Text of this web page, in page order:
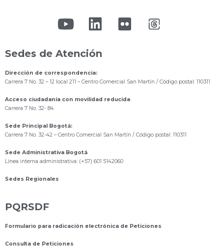
Sedes de Atención
Dirección de correspondencia:
Carrera 7 No. 32 – 12 local 211 – Centro Comercial San Martín / Código postal: 110311
Acceso ciudadanía con movilidad reducida
Carrera 7 No. 32- 84
Sede Principal Bogotá:
Carrera 7 No. 32-42 – Centro Comercial San Martín / Código postal: 110311
Sede Administrativa Bogotá
Línea interna administrativa: (+57) 601 5142060
Sedes Regionales
PQRSDF
Formulario para radicación electrónica de Peticiones
Consulta de Peticiones